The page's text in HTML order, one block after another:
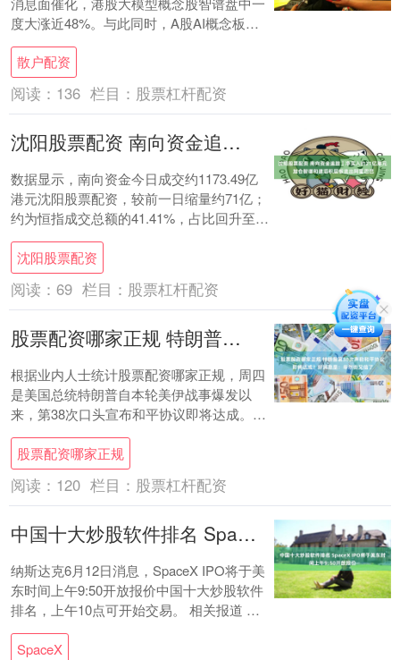
度大涨近48%。与此同时，A股AI概念板块
集体走强，熙菱信息开盘后直线拉升至2....
散户配资
阅读： 136 栏目： 股票杠杆配资
沈阳股票配资 南向资金追踪｜净买入约21亿港元 加仓智谱和建滔积层板流出阿里巴巴
数据显示，南向资金今日成交约1173.49亿
港元沈阳股票配资，较前一日缩量约71亿；
约为恒指成交总额的41.41%，占比回升至四
成以上。 今日港股强势震荡，南向....
沈阳股票配资
阅读： 69 栏目： 股票杠杆配资
股票配资哪家正规 特朗普第38次声称和平协议即将达成？好消息是：华尔街又信了
根据业内人士统计股票配资哪家正规，周四
是美国总统特朗普自本轮美伊战事爆发以
来，第38次口头宣布和平协议即将达成。而
对于资本市场而言，好消息是：昨夜华尔街
还是愿意....
股票配资哪家正规
阅读： 120 栏目： 股票杠杆配资
中国十大炒股软件排名 SpaceX IPO将于美东时间上午9:50开放报价
纳斯达克6月12日消息，SpaceX IPO将于美
东时间上午9:50开放报价中国十大炒股软件
排名，上午10点可开始交易。 相关报道 影
子市场预示SpaceX股价....
SpaceX